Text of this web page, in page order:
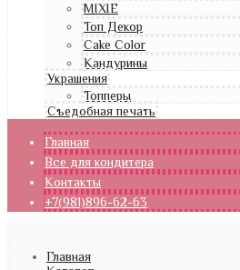
MIXIE
Топ Декор
Cake Color
Кандурины
Украшения
Топперы
Съедобная печать
Главная
Все для кондитера
Контакты
+7(981)896-62-63
Главная